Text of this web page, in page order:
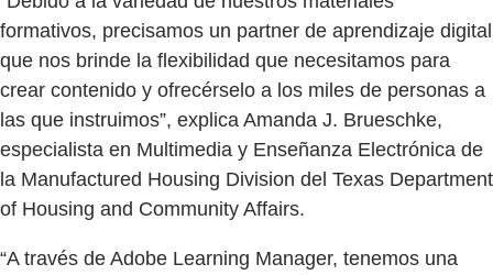
formativos, precisamos un partner de aprendizaje digital
que nos brinde la flexibilidad que necesitamos para
crear contenido y ofrecérselo a los miles de personas a
las que instruimos”, explica Amanda J. Brueschke,
especialista en Multimedia y Enseñanza Electrónica de
la Manufactured Housing Division del Texas Department
of Housing and Community Affairs.
“A través de Adobe Learning Manager, tenemos una